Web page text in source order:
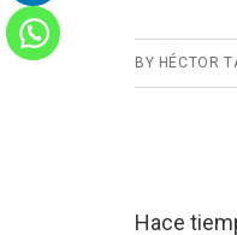
BY HÉCTOR
Hace